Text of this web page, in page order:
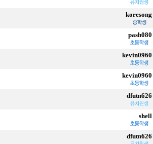
koresong
pash080
kevin0960
kevin0960
dfutn626
shell
dfutn626